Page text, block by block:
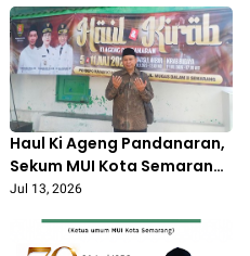
Haul Ki Ageng Pandanaran,
Sekum MUI Kota Semarang:
Warisan Sejarah Harus
Jul 13, 2026